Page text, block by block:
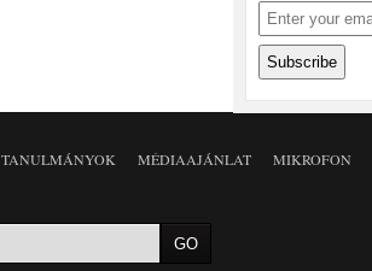
TANULMÁNYOK MÉDIAAJÁNLAT MIKROFON